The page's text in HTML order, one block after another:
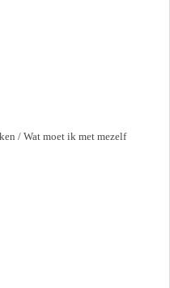
/ Wat moet ik met mezelf